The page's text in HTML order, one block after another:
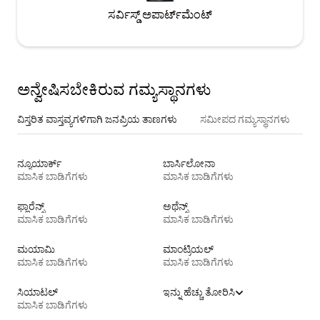
ಸರ್ವಿಸ್ಡ್ ಅಪಾರ್ಟ್‌ಮೆಂಟ್
ಅನ್ವೇಷಿಸಬೇಕಿರುವ ಗಮ್ಯಸ್ಥಾನಗಳು
ವಿಸ್ತರಿತ ವಾಸ್ತವ್ಯಗಳಿಗಾಗಿ ಜನಪ್ರಿಯ ತಾಣಗಳು ಸಮೀಪದ ಗಮ್ಯಸ್ಥಾನಗಳು
ನ್ಯೂಯಾರ್ಕ್
ಮಾಸಿಕ ಬಾಡಿಗೆಗಳು
ಬಾರ್ಸಿಲೋನಾ
ಮಾಸಿಕ ಬಾಡಿಗೆಗಳು
ಫ್ಲಾರೆನ್ಸ್
ಮಾಸಿಕ ಬಾಡಿಗೆಗಳು
ಅಥೆನ್ಸ್
ಮಾಸಿಕ ಬಾಡಿಗೆಗಳು
ಮಯಾಮಿ
ಮಾಸಿಕ ಬಾಡಿಗೆಗಳು
ಮಾಂಟ್ರಿಯಲ್
ಮಾಸಿಕ ಬಾಡಿಗೆಗಳು
ಸಿಯಾಟಲ್
ಮಾಸಿಕ ಬಾಡಿಗೆಗಳು
ಇನ್ನು ಹೆಚ್ಚು ತೋರಿಸಿ